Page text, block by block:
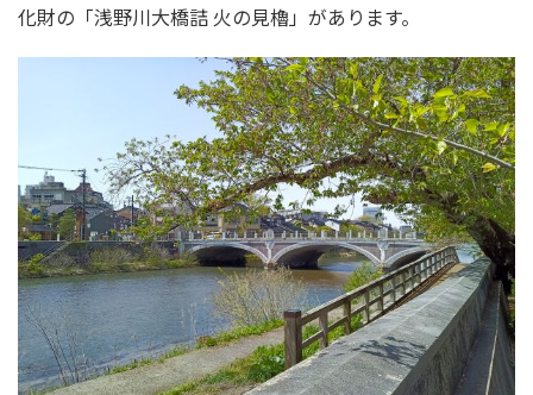
化財の「浅野川大橋詰 火の見櫓」があります。